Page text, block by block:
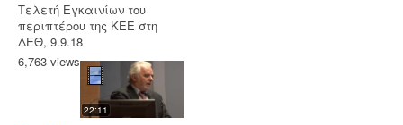
Τελετή Εγκαινίων του
περιπτέρου της ΚΕΕ στη
ΔΕΘ, 9.9.18
6,763 views
22:11